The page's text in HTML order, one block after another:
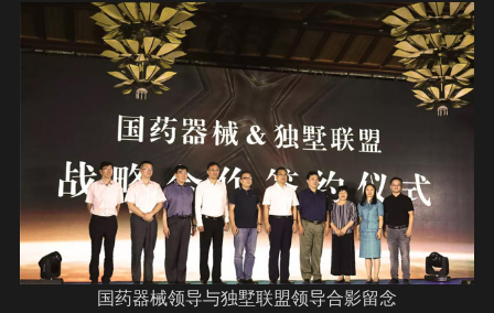
国药器械领导与独墅联盟领导合影留念